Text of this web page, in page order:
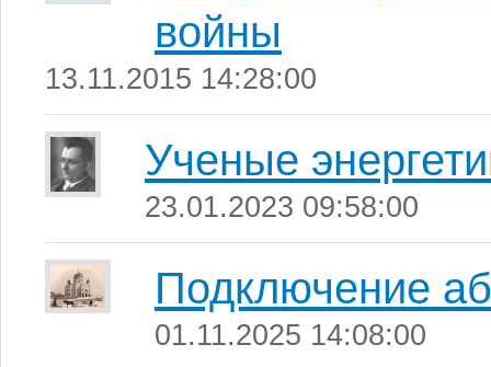
войны
13.11.2015 14:28:00
Ученые
23.01.2023 09:58:00
Подключение
01.11.2025 14:08:00